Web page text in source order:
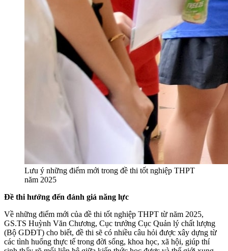
Lưu ý những điểm mới trong đề thi tốt nghiệp THPT
năm 2025
Đề thi hướng đến đánh giá năng lực
Về những điểm mới của đề thi tốt nghiệp THPT từ năm 2025,
GS.TS Huỳnh Văn Chương, Cục trưởng Cục Quản lý chất lượng
(Bộ GDĐT) cho biết, đề thi sẽ có nhiều câu hỏi được xây dựng từ
các tình huống thực tế trong đời sống, khoa học, xã hội, giúp thí